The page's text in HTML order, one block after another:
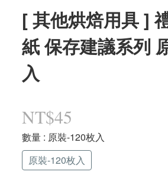
[ 其他烘焙用具 ]
紙 保存建議系列
入
NT$45
數量 : 原裝-120枚入
原裝-120枚入